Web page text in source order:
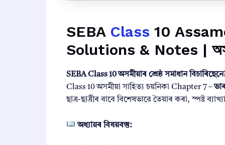
SEBA Class 10
Solutions & Notes |
SEBA Class 10 অসমীয়াৰ শ্ৰেষ্ঠ সমাধান
Class 10 অসমীয়া সাহিত্য চয়নিকা Chapter 7 –
ছাত্ৰ-ছাত্ৰীৰ বাবে বিশেষভাৱে তৈয়াৰ কৰা, স্পষ্ট
অধ্যায়ৰ বিষয়বস্তু: